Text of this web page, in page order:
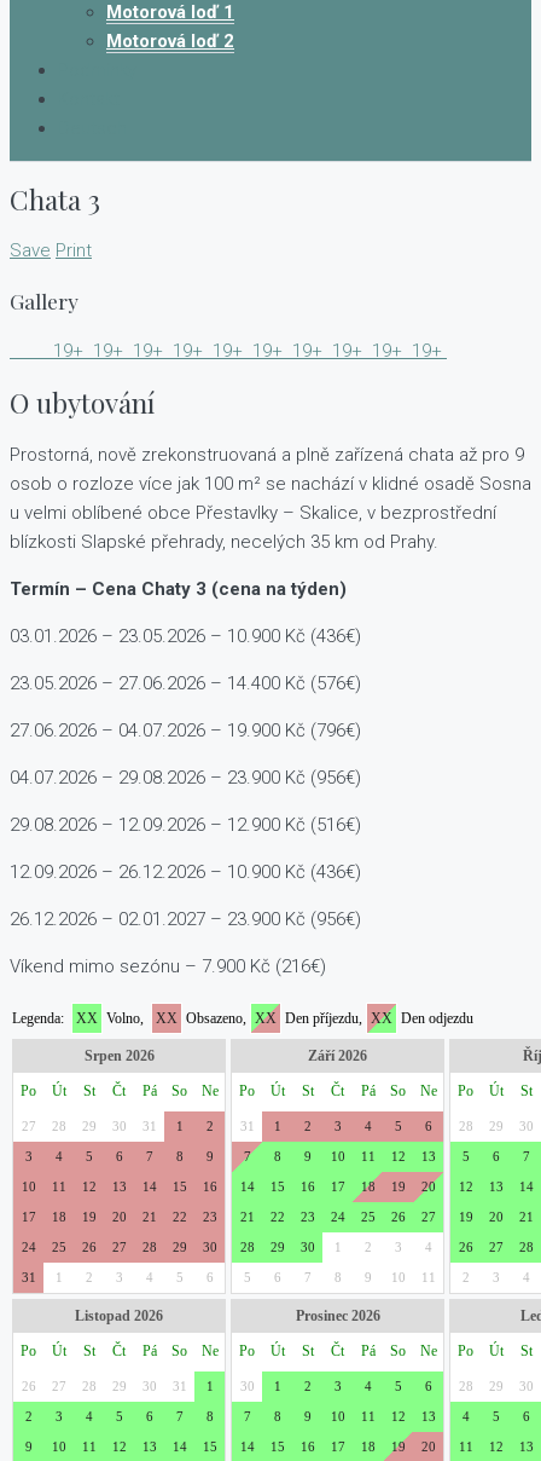
Motorová loď 1
Motorová loď 2
Chata 3
Save Print
Gallery
19+ 19+ 19+ 19+ 19+ 19+ 19+ 19+ 19+ 19+
O ubytování
Prostorná, nově zrekonstruovaná a plně zařízená chata až pro 9
osob o rozloze více jak 100 m² se nachází v klidné osadě Sosna
u velmi oblíbené obce Přestavlky – Skalice, v bezprostřední
blízkosti Slapské přehrady, necelých 35 km od Prahy.
Termín – Cena Chaty 3 (cena na týden)
03.01.2026 – 23.05.2026 – 10.900 Kč (436€)
23.05.2026 – 27.06.2026 – 14.400 Kč (576€)
27.06.2026 – 04.07.2026 – 19.900 Kč (796€)
04.07.2026 – 29.08.2026 – 23.900 Kč (956€)
29.08.2026 – 12.09.2026 – 12.900 Kč (516€)
12.09.2026 – 26.12.2026 – 10.900 Kč (436€)
26.12.2026 – 02.01.2027 – 23.900 Kč (956€)
Víkend mimo sezónu – 7.900 Kč (216€)